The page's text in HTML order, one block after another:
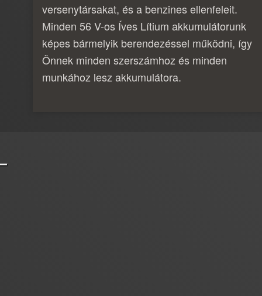
versenytársakat, és a benzines ellenfeleit.
Minden 56 V-os Íves Lítium akkumulátorunk
képes bármelyik berendezéssel működni, így
Önnek minden szerszámhoz és minden
munkához lesz akkumulátora.